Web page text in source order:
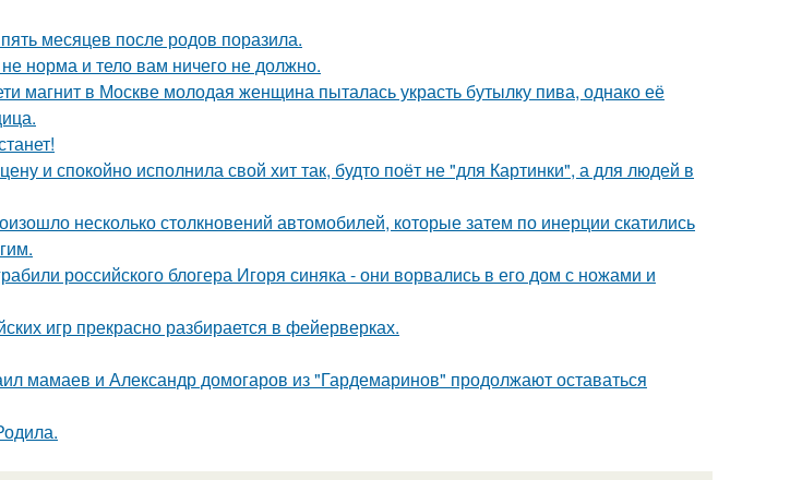
месяцев после родов поразила.
норма и тело вам ничего не должно.
магнит в Москве молодая женщина пыталась украсть бутылку пива, однако её
и спокойно исполнила свой хит так, будто поёт не "для Картинки", а для людей в
несколько столкновений автомобилей, которые затем по инерции скатились
российского блогера Игоря синяка - они ворвались в его дом с ножами и
игр прекрасно разбирается в фейерверках.
мамаев и Александр домогаров из "Гардемаринов" продолжают оставаться